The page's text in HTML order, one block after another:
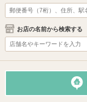
お店の名前から検索する